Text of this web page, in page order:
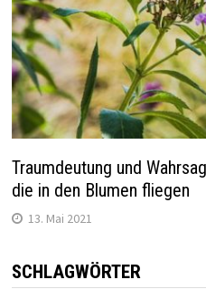
Traumdeutung und
die in den Blumen fliegen
13. Mai 2021
SCHLAGWÖRTER